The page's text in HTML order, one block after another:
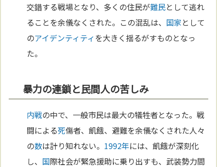
交錯する戦場となり、多くの住民が難民として逃れ
ることを余儀なくされた。この混乱は、 国家として
のアイデンティティを大きく揺るがすものとなっ
た。
暴力の連鎖と民間人の苦しみ
内戦の中で、一般市民は最大の犠牲者となった。戦
闘による死傷者、飢餓、避難を余儀なくされた人々
の数は計り知れない。 1992年には、飢餓が深刻化
し、 国際社会が緊急援助に乗り出すも、武装勢力間